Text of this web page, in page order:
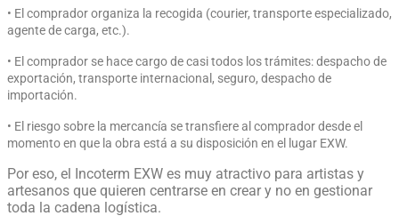
• El comprador organiza la recogida (courier, transporte especializado,
agente de carga, etc.).
• El comprador se hace cargo de casi todos los trámites: despacho de
exportación, transporte internacional, seguro, despacho de
importación.
• El riesgo sobre la mercancía se transfiere al comprador desde el
momento en que la obra está a su disposición en el lugar EXW.
Por eso, el Incoterm EXW es muy atractivo para artistas y
artesanos que quieren centrarse en crear y no en gestionar
toda la cadena logística.